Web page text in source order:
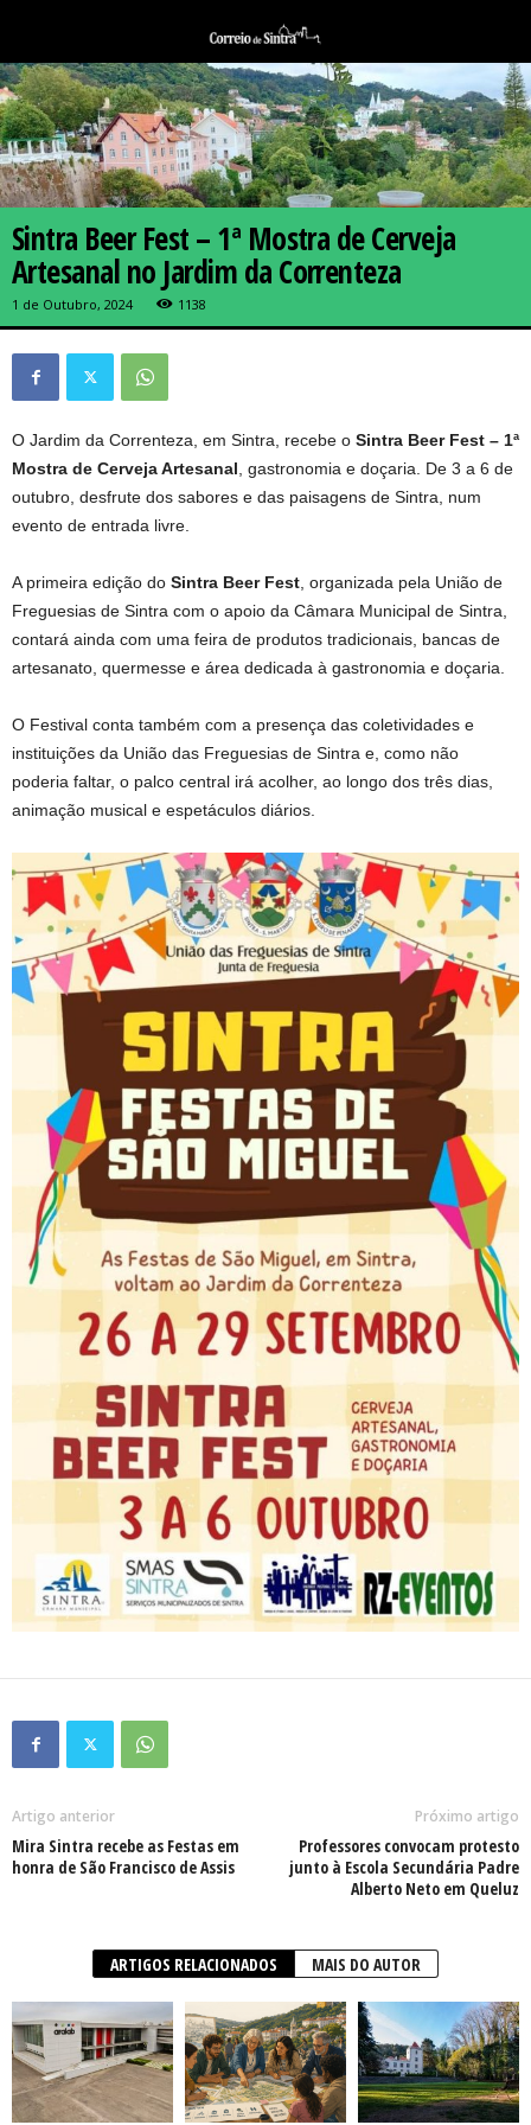
Sintra Beer Fest – 1ª Mostra de Cerveja
Artesanal no Jardim da Correnteza
1 de Outubro, 2024 1138
O Jardim da Correnteza, em Sintra, recebe o Sintra Beer Fest – 1ª
Mostra de Cerveja Artesanal , gastronomia e doçaria. De 3 a 6 de
outubro, desfrute dos sabores e das paisagens de Sintra, num
evento de entrada livre.
A primeira edição do Sintra Beer Fest , organizada pela União de
Freguesias de Sintra com o apoio da Câmara Municipal de Sintra,
contará ainda com uma feira de produtos tradicionais, bancas de
artesanato, quermesse e área dedicada à gastronomia e doçaria.
O Festival conta também com a presença das coletividades e
instituições da União das Freguesias de Sintra e, como não
poderia faltar, o palco central irá acolher, ao longo dos três dias,
animação musical e espetáculos diários.
Artigo anterior
Mira Sintra recebe as Festas em
honra de São Francisco de Assis
Próximo artigo
Professores convocam protesto
junto à Escola Secundária Padre
Alberto Neto em Queluz
ARTIGOS RELACIONADOS MAIS DO AUTOR